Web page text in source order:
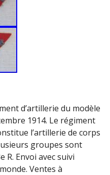
d’artillerie du modèle
1914. Le régiment
l’artillerie de corps
groupes sont
R. Envoi avec suivi
Ventes à